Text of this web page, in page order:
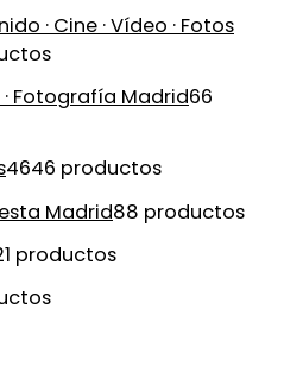
· Cine · Vídeo · Fotos
· Fotografía Madrid66
4646 productos
Madrid88 productos
productos